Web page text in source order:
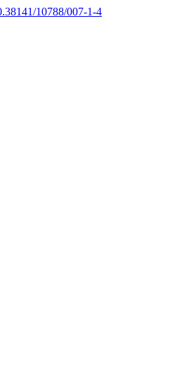
10788/007-1-4